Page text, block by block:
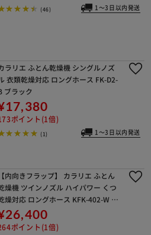
(46) 1～3日以内発送
ラリエ ふとん乾燥機 シングルノズ
衣類乾燥対応 ロングホース FK-D2-
ブラック
ポイント(1倍)
(1) 1～3日以内発送
【内向きフラップ】 カラリエ ふとん
燥機 ツインノズル ハイパワー くつ
燥対応 ロングホース KFK-402-W ホ
イト
ポイント(1倍)